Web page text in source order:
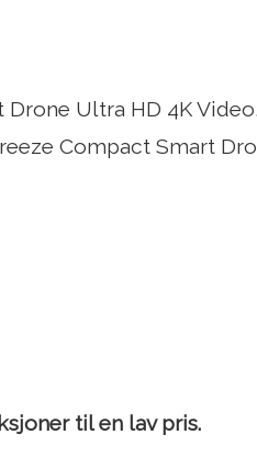
Drone Ultra HD 4K
Compact Smart
til en lav pris.